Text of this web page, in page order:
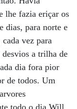
lhe fazia eriçar os
dias, para norte e
vez para
a trilha de
dia fora pior
de todos. Um